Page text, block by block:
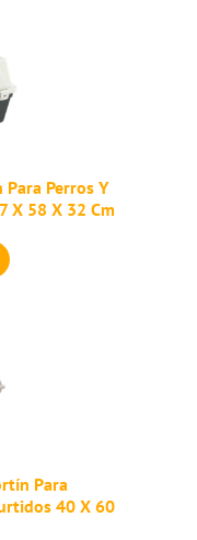
Perros Y
X 58 X 32 Cm
Para
40 X 60